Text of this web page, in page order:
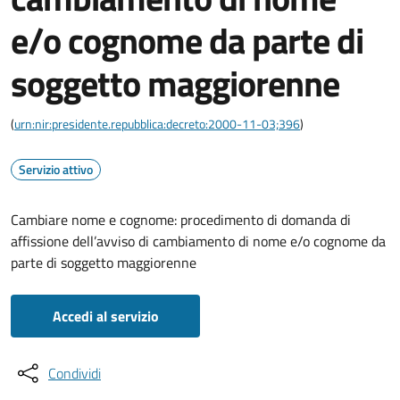
e/o cognome da parte di
soggetto maggiorenne
(urn:nir:presidente.repubblica:decreto:2000-11-03;396)
Servizio attivo
Cambiare nome e cognome: procedimento di domanda di
affissione dell’avviso di cambiamento di nome e/o cognome da
parte di soggetto maggiorenne
Accedi al servizio
Condividi